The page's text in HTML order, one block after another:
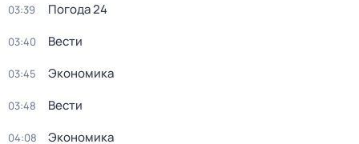
03:39 Погода 24
03:40 Вести
03:45 Экономика
03:48 Вести
04:08 Экономика